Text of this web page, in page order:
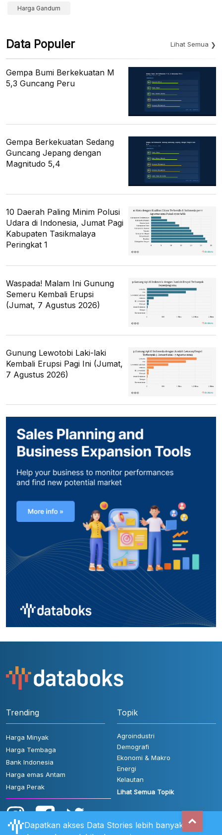
Harga Gandum
Data Populer Lihat Semua
Gempa Bumi Berkekuatan M
5,3 Guncang Peru
Gempa Berkekuatan Sedang
Guncang Jepang dengan
Magnitudo 5,4
10 Daerah Paling Minim Polusi
Udara di Indonesia, Jumat Pagi
Kabupaten Tasikmalaya
Peringkat 1
Waspada! Malam Ini Gunung
Semeru Kembali Erupsi
(Jumat, 7 Agustus 2026)
Gunung Lewotobi Laki-laki
Kembali Erupsi Pagi Ini (Jumat,
7 Agustus 2026)
Trending
Harga Minyak
Harga Tembaga
Bank Indonesia
Harga emas Antam
Harga Perak
Topik
Agroindustri
Demografi
Ekonomi & Makro
Energi
Kelautan
Lihat Semua Topik
Dapatkan akses Data Stories lebih banyak